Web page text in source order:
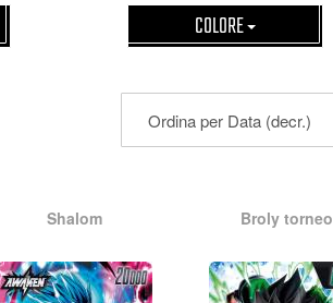
COLORE
Shalom Broly torneo